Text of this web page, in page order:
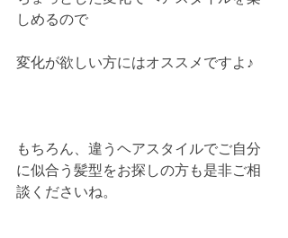
しめるので
変化が欲しい方にはオススメですよ♪
もちろん、違うヘアスタイルでご自分
に似合う髪型をお探しの方も是非ご相
談くださいね。